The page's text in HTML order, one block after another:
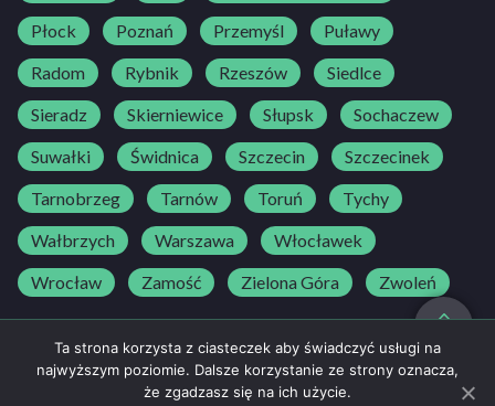
Płock
Poznań Przemyśl
Puławy
Radom
Rybnik Rzeszów
Siedlce
Sieradz
Skierniewice Słupsk
Sochaczew
Suwałki
Świdnica Szczecin
Szczecinek
Tarnobrzeg
Tarnów Toruń
Tychy
Wałbrzych
Warszawa
Włocławek
Wrocław
Zamość Zielona Góra Zwoleń
Regulamin
Ta strona korzysta z ciasteczek aby świadczyć usługi na
najwyższym poziomie. Dalsze korzystanie ze strony oznacza,
że zgadzasz się na ich użycie.